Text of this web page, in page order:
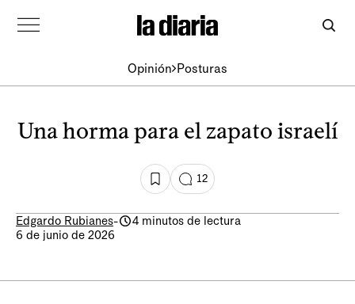
Opinión Posturas
Una horma para el zapato israelí
12
Edgardo Rubianes-
4 minutos de lectura
6 de junio de 2026